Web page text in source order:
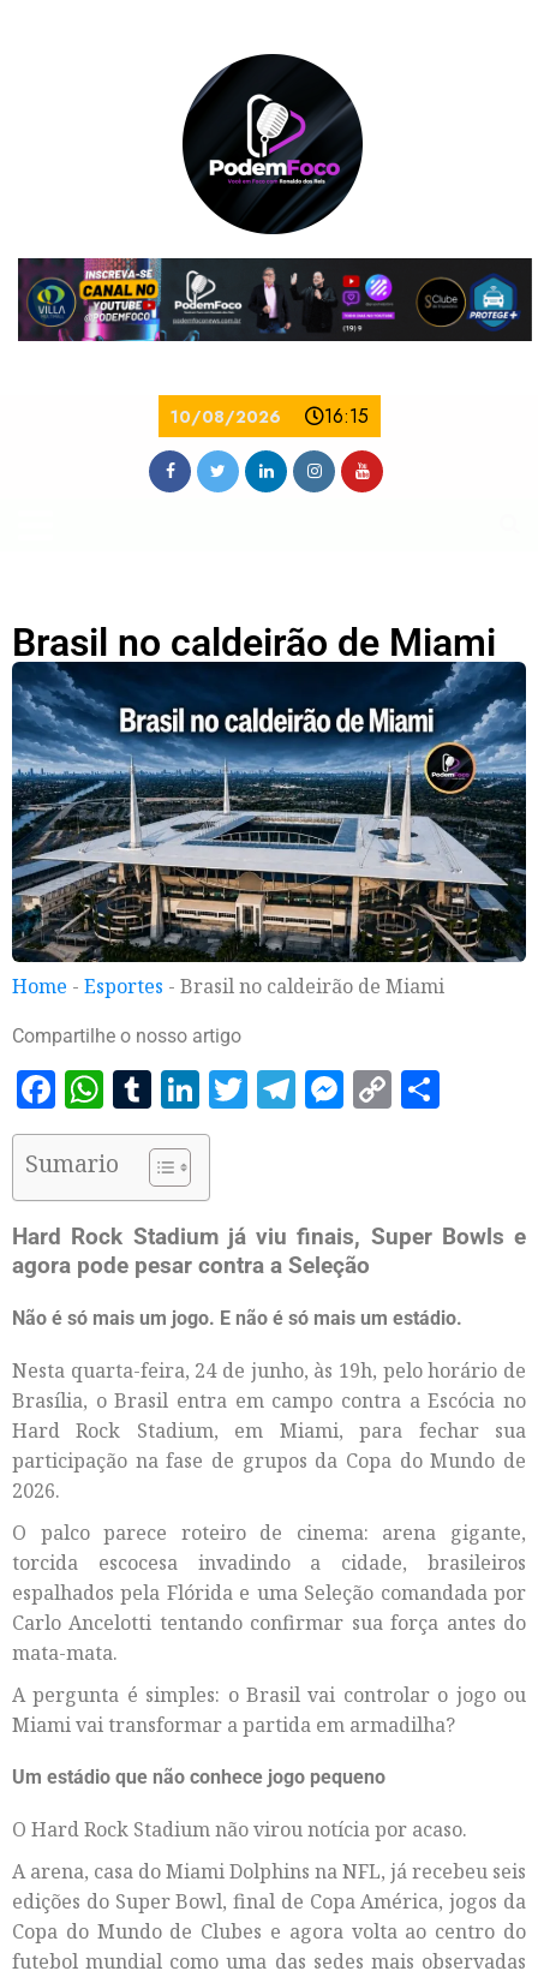
10/08/2026 16:15
Brasil no caldeirão de Miami
Home - Esportes - Brasil no caldeirão de Miami
Compartilhe o nosso artigo
Facebook
WhatsApp
Tumblr
LinkedIn
Twitter
Telegram
Messenger
Copy
Sumario
Hard Rock Stadium já viu finais, Super Bowls e
agora pode pesar contra a Seleção
Não é só mais um jogo. E não é só mais um estádio.
Nesta quarta-feira, 24 de junho, às 19h, pelo horário de
Brasília, o Brasil entra em campo contra a Escócia no
Hard Rock Stadium, em Miami, para fechar sua
participação na fase de grupos da Copa do Mundo de
2026.
O palco parece roteiro de cinema: arena gigante,
torcida escocesa invadindo a cidade, brasileiros
espalhados pela Flórida e uma Seleção comandada por
Carlo Ancelotti tentando confirmar sua força antes do
mata-mata.
A pergunta é simples: o Brasil vai controlar o jogo ou
Miami vai transformar a partida em armadilha?
Um estádio que não conhece jogo pequeno
O Hard Rock Stadium não virou notícia por acaso.
A arena, casa do Miami Dolphins na NFL, já recebeu seis
edições do Super Bowl, final de Copa América, jogos da
Copa do Mundo de Clubes e agora volta ao centro do
futebol mundial como uma das sedes mais observadas